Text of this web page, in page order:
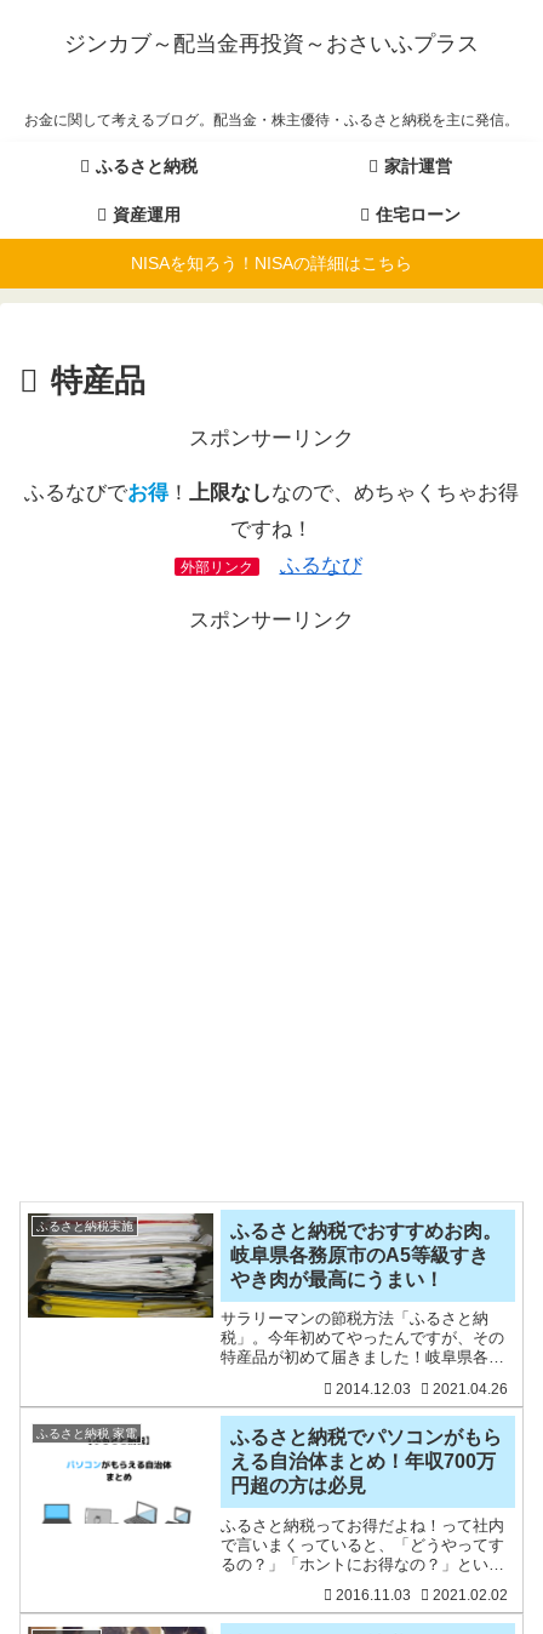
ジンカブ～配当金再投資～おさいふプラス
お金に関して考えるブログ。配当金・株主優待・ふるさと納税を主に発信。
ふるさと納税 家計運営
資産運用 住宅ローン
NISAを知ろう！NISAの詳細はこちら
特産品
スポンサーリンク
ふるなびでお得！ 上限なしなので、めちゃくちゃお得
ですね！
外部リンク ふるなび
スポンサーリンク
ふるさと納税実施
ふるさと納税でおすすめお肉。
岐阜県各務原市のA5等級すき
やき肉が最高にうまい！
サラリーマンの節税方法「ふるさと納
税」。今年初めてやったんですが、その
特産品が初めて届きました！岐阜県各務
かなり迅速な対応です。お金払ってから
２週間くらいできました。今日は、ふる
さと納税に興味のある方向け
2014.12.03 2021.04.26
ふるさと納税 家電
ふるさと納税でパソコンがもら
える自治体まとめ！年収700万
円超の方は必見
ふるさと納税ってお得だよね！って社内
で言いまくっていると、「どうやってす
るの？」「ホントにお得なの？」という
ですが、なぜか社内ではベテラン扱いに
されております。『パソコンやテレビも
2016.11.03 2021.02.02